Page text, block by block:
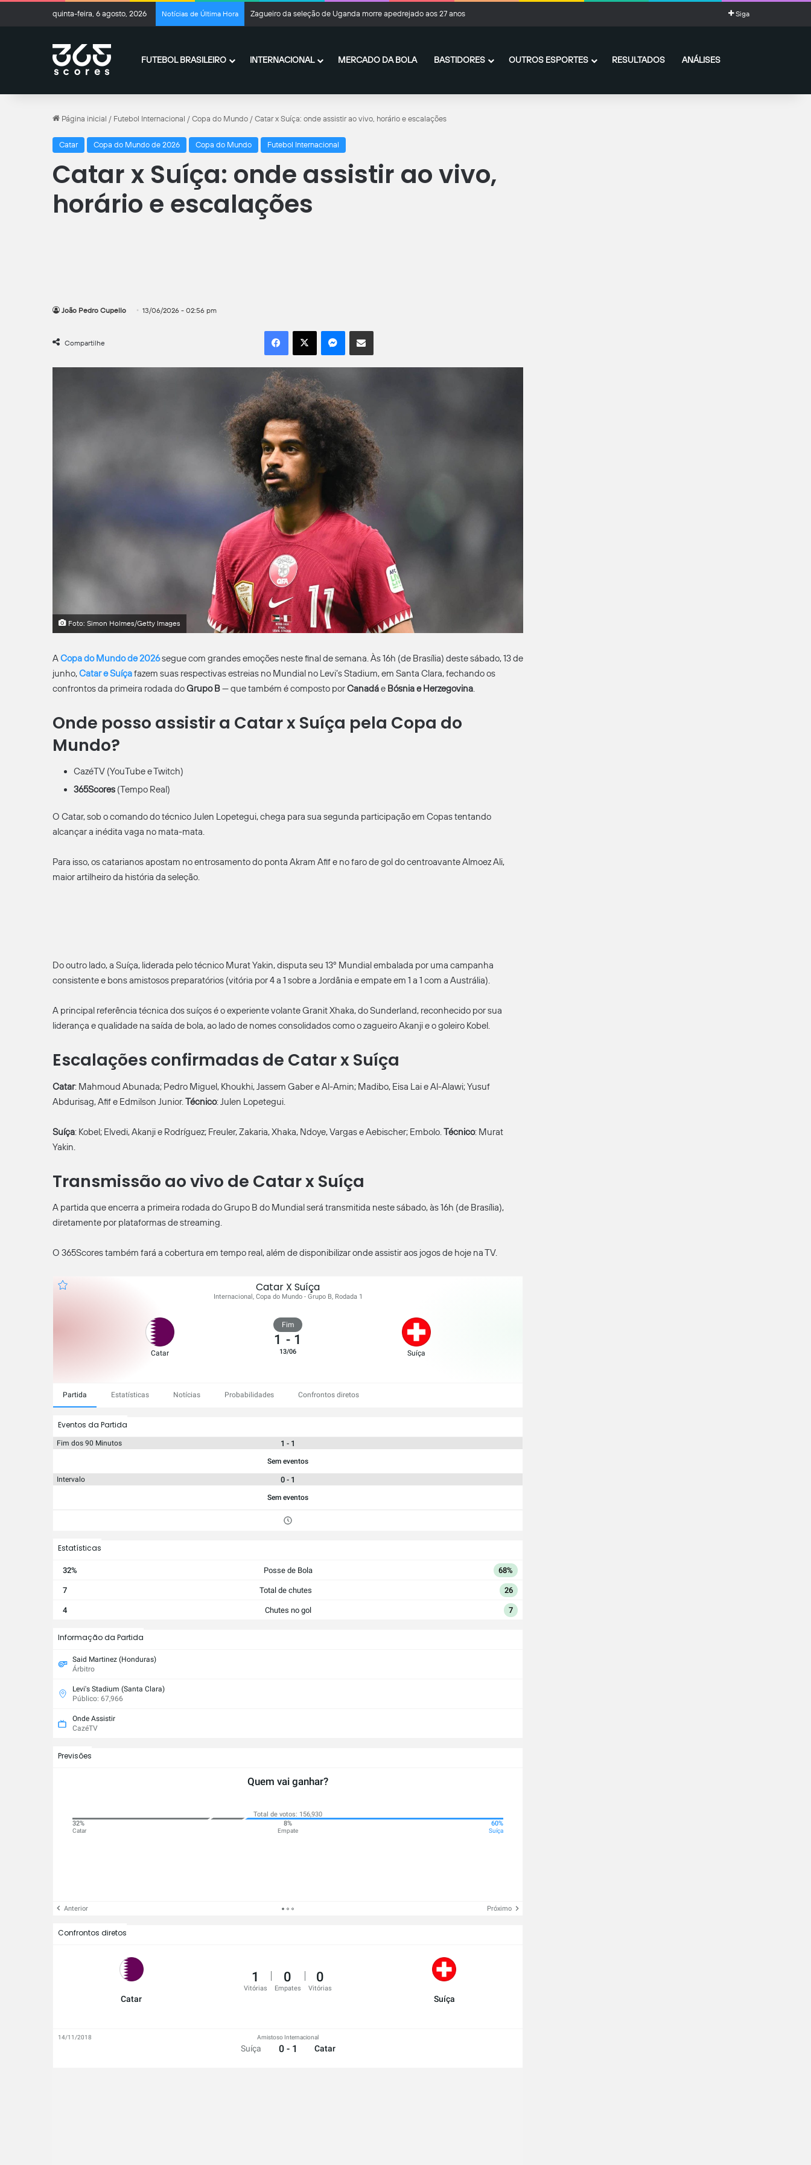
quinta-feira, 6 agosto, 2026 Notícias de Última Hora Zagueiro da seleção de Uganda morre apedrejado aos 27 anos Siga
FUTEBOL BRASILEIRO INTERNACIONAL MERCADO DA BOLA BASTIDORES OUTROS ESPORTES RESULTADOS ANÁLISES
Página inicial / Futebol Internacional / Copa do Mundo / Catar x Suíça: onde assistir ao vivo, horário e escalações
Catar Copa do Mundo de 2026 Copa do Mundo Futebol Internacional
Catar x Suíça: onde assistir ao vivo,
horário e escalações
João Pedro Cupello 13/06/2026 - 02:56 pm
Compartilhe
Facebook
X MessengerCompartilhar por e-mail
Foto: Simon Holmes/Getty Images
ACopa do Mundo de 2026segue com grandes emoções neste final de semana. Às 16h (de Brasília) deste sábado, 13 de
junho,Catar e Suíçafazem suas respectivas estreias no Mundial no Levi’s Stadium, em Santa Clara, fechando os
confrontos da primeira rodada doGrupo B— que também é composto porCanadáe Bósnia e Herzegovina.
Onde posso assistir a Catar x Suíça pela Copa do
Mundo?
CazéTV (YouTube e Twitch)
365Scores (Tempo Real)
O Catar, sob o comando do técnico Julen Lopetegui, chega para sua segunda participação em Copas tentando
alcançar a inédita vaga no mata-mata.
Para isso, os catarianos apostam no entrosamento do ponta Akram Afif e no faro de gol do centroavante Almoez Ali,
maior artilheiro da história da seleção.
Do outro lado, a Suíça, liderada pelo técnico Murat Yakin, disputa seu 13º Mundial embalada por uma campanha
consistente e bons amistosos preparatórios (vitória por 4 a 1 sobre a Jordânia e empate em 1 a 1 com a Austrália).
A principal referência técnica dos suíços é o experiente volante Granit Xhaka, do Sunderland, reconhecido por sua
liderança e qualidade na saída de bola, ao lado de nomes consolidados como o zagueiro Akanji e o goleiro Kobel.
Escalações confirmadas de Catar x Suíça
Catar: Mahmoud Abunada; Pedro Miguel, Khoukhi, Jassem Gaber e Al-Amin; Madibo, Eisa Lai e Al-Alawi; Yusuf
Abdurisag, Afif e Edmilson Junior.Técnico: Julen Lopetegui.
Suíça: Kobel; Elvedi, Akanji e Rodríguez; Freuler, Zakaria, Xhaka, Ndoye, Vargas e Aebischer; Embolo.Técnico: Murat
Yakin.
Transmissão ao vivo de Catar x Suíça
A partida que encerra a primeira rodada do Grupo B do Mundial será transmitida neste sábado, às 16h (de Brasília),
diretamente por plataformas de streaming.
O 365Scores também fará a cobertura em tempo real, além de disponibilizar onde assistir aos jogos de hoje na TV.
Catar X Suíça
Internacional, Copa do Mundo - Grupo B, Rodada 1
Catar
Fim
1 - 1
13/06 Suíça
Partida Estatísticas Notícias Probabilidades Confrontos diretos
Eventos da Partida
Fim dos 90 Minutos 1 - 1
Sem eventos
Intervalo 0 - 1
Sem eventos
Estatísticas
32% Posse de Bola 68%
7 Total de chutes 26
4 Chutes no gol 7
Informação da Partida
Said Martinez (Honduras)
Árbitro
Levi's Stadium (Santa Clara)
Público: 67,966
Onde Assistir
CazéTV
Previsões
Quem vai ganhar?
Total de votos: 156,930
32%
Catar
8%
Empate
60%
Suíça
Anterior Próximo
Confrontos diretos
Catar
1
Vitórias
0
Empates
0
Vitórias
Suíça
Suíça
Amistoso Internacional
0 - 1 Catar
14/11/2018